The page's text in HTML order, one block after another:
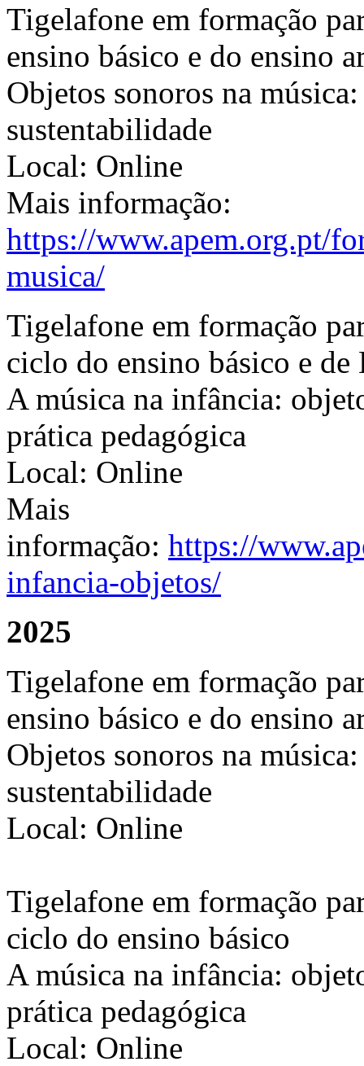
Tigelafone em formação
ensino básico e do ensino
Objetos sonoros na
sustentabilidade
Local: Online
Mais informação:
https://www.apem.org.pt/
musica/
Tigelafone em formação
ciclo do ensino básico e de
A música na infância:
prática pedagógica
Local: Online
Mais
informação: https://
infancia-objetos/
2025
Tigelafone em formação
ensino básico e do ensino
Objetos sonoros na
sustentabilidade
Local: Online
Tigelafone em formação
ciclo do ensino básico
A música na infância:
prática pedagógica
Local: Online